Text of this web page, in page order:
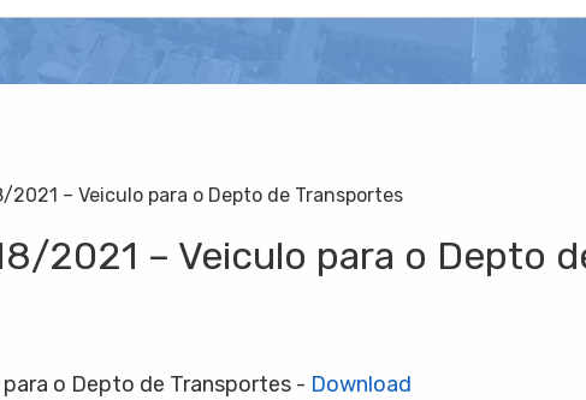
2021 – Veiculo para o Depto de Transportes
2021 – Veiculo para o Depto
o Depto de Transportes - Download